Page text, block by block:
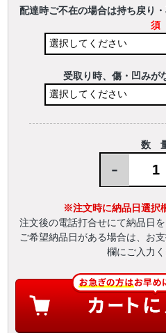
配達時ご不在の場合は持ち戻り
須
受取り時、傷・凹みが
数
-
※注文時に納品日選択
注文後の電話打合せにて納品日
ご希望納品日がある場合は、お
欄にご入力く